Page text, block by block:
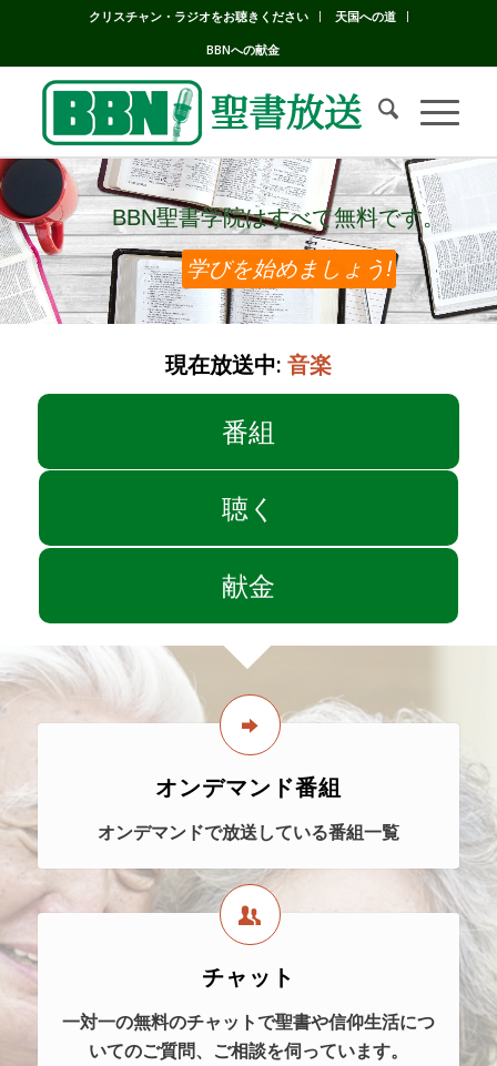
クリスチャン・ラジオをお聴きください
天国への道
BBNへの献金
BBN聖書学院はすべて無料です。
BBN聖書学院はすべて無料です。
学びを始めましょう!
現在放送中: 音楽
番組
聴く
献金
オンデマンド番組
オンデマンドで放送している番組一覧
チャット
一対一の無料のチャットで聖書や信仰生活につ
いてのご質問、ご相談を伺っています。